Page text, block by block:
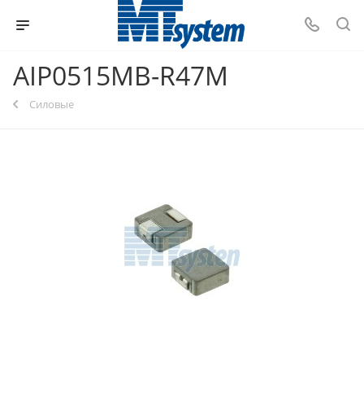
AIP0515MB-R47M
Силовые